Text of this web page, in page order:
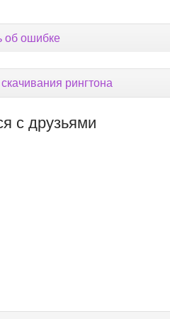
об ошибке
рингтона
с друзьями